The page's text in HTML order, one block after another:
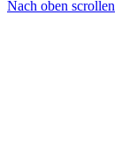
Nach oben scrollen